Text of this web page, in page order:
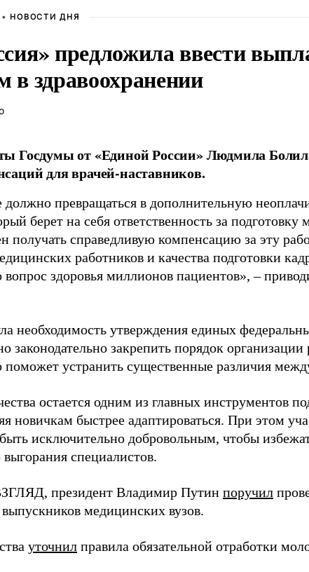
НОВОСТИ ДНЯ
предложила ввести
в здравоохранении
Госдумы от «Единой России» Людмила
для врачей-наставников.
должно превращаться в дополнительную
берет на себя ответственность за подготовку
получать справедливую компенсацию за эту
работников и качества подготовки
вопрос здоровья миллионов пациентов», –
необходимость утверждения единых
закрепить порядок организации
поможет устранить существенные различия
остается одним из главных инструментов
новичкам быстрее адаптироваться. При этом
исключительно добровольным, чтобы
специалистов.
президент Владимир Путин поручил
выпускников медицинских вузов.
уточнил правила обязательной отработки